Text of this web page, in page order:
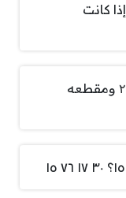
مجموعة حل المعادلة ٢٤ – ص – ١٧ إذا كانت
أكتب معادلة المستقيم الذي ميله – ۲ ومقطعه